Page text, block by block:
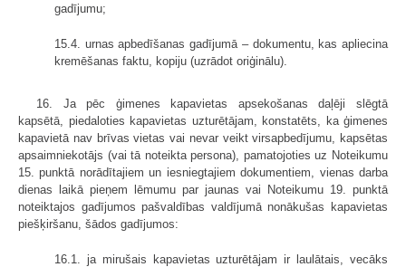
gadījumu;
15.4. urnas apbedīšanas gadījumā – dokumentu, kas apliecina
kremēšanas faktu, kopiju (uzrādot oriģinālu).
16. Ja pēc ģimenes kapavietas apsekošanas daļēji slēgtā
kapsētā, piedaloties kapavietas uzturētājam, konstatēts, ka ģimenes
kapavietā nav brīvas vietas vai nevar veikt virsapbedījumu, kapsētas
apsaimniekotājs (vai tā noteikta persona), pamatojoties uz Noteikumu
15. punktā norādītajiem un iesniegtajiem dokumentiem, vienas darba
dienas laikā pieņem lēmumu par jaunas vai Noteikumu 19. punktā
noteiktajos gadījumos pašvaldības valdījumā nonākušas kapavietas
piešķiršanu, šādos gadījumos:
16.1. ja mirušais kapavietas uzturētājam ir laulātais, vecāks